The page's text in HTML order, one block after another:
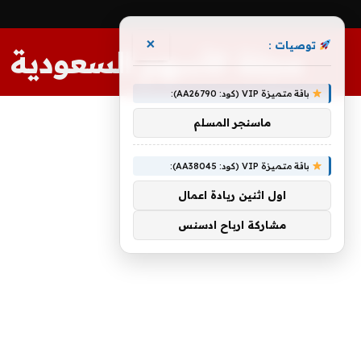
مجلة الأسهم السعودية
توصيات : ×
باقة متميزة VIP (كود: AA26790):
ماسنجر المسلم
باقة متميزة VIP (كود: AA38045):
اول اثنين ريادة اعمال
مشاركة ارباح ادسنس